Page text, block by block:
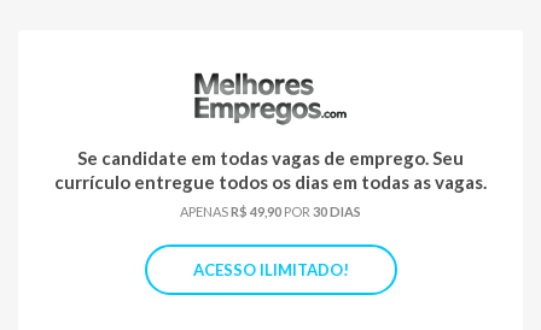
Se candidate em todas vagas de emprego. Seu
currículo entregue todos os dias em todas as vagas.
APENASR$ 49,90 POR 30 DIAS
ACESSO ILIMITADO!